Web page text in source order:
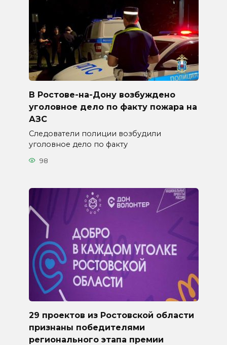
В Ростове-на-Дону возбуждено
уголовное дело по факту пожара на
АЗС
Следователи полиции возбудили
уголовное дело по факту
98
29 проектов из Ростовской области
признаны победителями
регионального этапа премии